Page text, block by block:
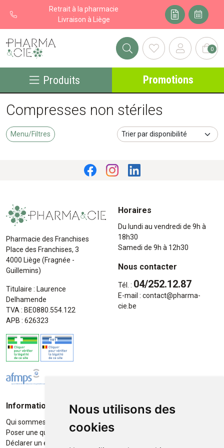
Nous utilisons des
cookies
Retrait à la pharmacie
Livraison à Liège
Pharma&cie - Pharmacie des Franchises Votre export 0
Produits Promotions
Compresses non stériles
Menu/Filtres
Pharmacie des Franchises
Place des Franchises, 3
4000 Liège (Fragnée -
Guillemins)
Titulaire : Laurence
Delhamende
TVA : BE0880.554.122
APB : 626323
Horaires
Du lundi au vendredi de 9h à
18h30
Samedi de 9h à 12h30
Nous contacter
Tél. : 04/252.12.87
E-mail : contact@pharma-
cie.be
Informations
Qui sommes-nous ?
Poser une question
Déclarer un effet indésirable
Moyens de paiement